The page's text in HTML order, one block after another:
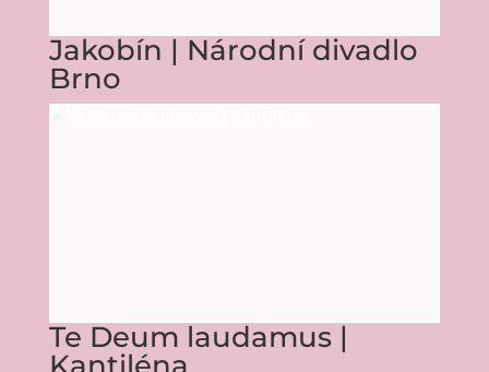
Jakobín | Národní divadlo
Brno
Te Deum laudamus |